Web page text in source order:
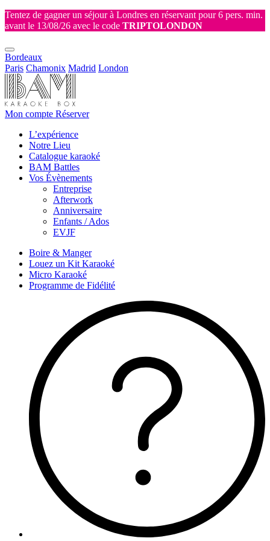
Tentez de gagner un séjour à Londres en réservant pour 6 pers. min.
avant le 13/08/26 avec le code TRIPTOLONDON
Bordeaux
Paris Chamonix Madrid London
Mon compte Réserver
L’expérience
Notre Lieu
Catalogue karaoké
BAM Battles
Vos Évènements
Entreprise
Afterwork
Anniversaire
Enfants / Ados
EVJF
Boire & Manger
Louez un Kit Karaoké
Micro Karaoké
Programme de Fidélité